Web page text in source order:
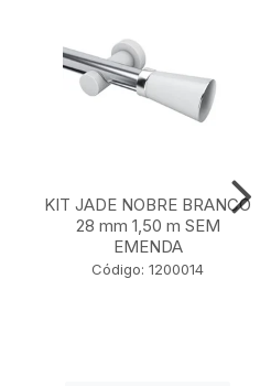
KIT JADE NOBRE BRANCO
28 mm 1,50 m SEM
EMENDA
Código: 1200014